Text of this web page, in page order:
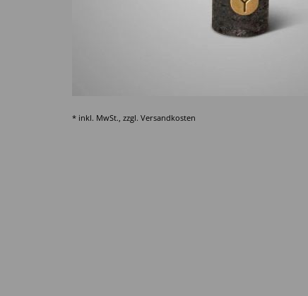
* inkl. MwSt., zzgl. Versandkosten